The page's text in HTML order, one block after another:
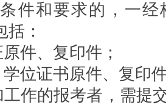
件和要求的，一经
：
件、复印件；
位证书原件、复印
工作的报考者，需提